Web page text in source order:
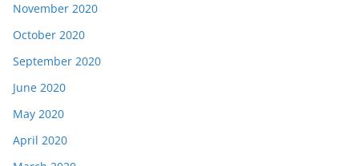
November 2020
October 2020
September 2020
June 2020
May 2020
April 2020